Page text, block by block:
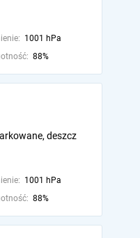
1001 hPa
88%
deszcz
1001 hPa
88%